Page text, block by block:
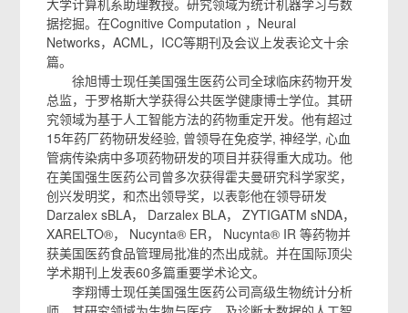
据挖掘。在Cognitive Computation ，Neural
Networks，ACML，ICC等期刊及会议上发表论文十余
篇。
徐旭博士现任美国强生医药公司全球临床药物开发
总监，于罗格斯大学获得公共医学健康博士学位。其研
究领域为基于人工智能方法的药物重定开发。他有超过
15年药厂药物研发经验, 曾领导在免疫学, 神经学, 心血
管病传染病中多项药物研发的项目并获得重大成功。他
在美国强生医药公司曾多次获得霍夫曼研究科学家奖，
创兴发明奖，和杰出领导奖，以表彰他在领导研发
Darzalex sBLA， Darzalex BLA， ZYTIGATM sNDA，
XARELTO®， Nucynta® ER， Nucynta® IR 等药物并
获美国医药食品管理局批准的杰出成就。并在国际顶尖
学术期刊上发表60多篇重要学术论文。
李翔博士现任美国强生医药公司高级生物统计分析